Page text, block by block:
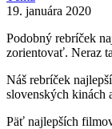
19. januára 2020
Podobný rebríček
zorientovať. Neraz
Náš rebríček
slovenských kinách
Päť najlepších